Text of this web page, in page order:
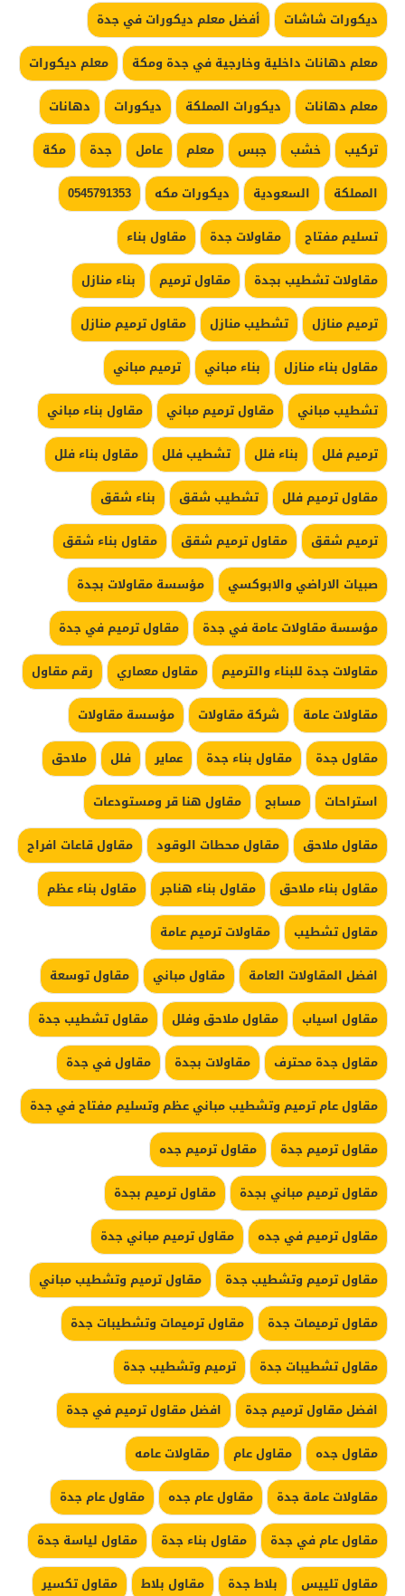
ديكورات شاشات
أفضل معلم ديكورات في جدة
معلم دهانات داخلية وخارجية في جدة ومكة
معلم ديكورات
معلم دهانات
ديكورات المملكة ديكورات
دهانات
تركيب
خشب جبس معلم عامل جدة
مكة
المملكة
السعودية ديكورات مكه
0545791353
تسليم مفتاح
مقاولات جدة
مقاول بناء
مقاولات تشطيب بجدة
مقاول ترميم
بناء منازل
ترميم منازل
تشطيب منازل
مقاول ترميم منازل
مقاول بناء منازل
بناء مباني
ترميم مباني
تشطيب مباني
مقاول ترميم مباني
مقاول بناء مباني
ترميم فلل
بناء فلل تشطيب فلل
مقاول بناء فلل
مقاول ترميم فلل
تشطيب شقق
بناء شقق
ترميم شقق
مقاول ترميم شقق
مقاول بناء شقق
صبيات الاراضي والابوكسي
مؤسسة مقاولات بجدة
مؤسسة مقاولات عامة في جدة
مقاول ترميم في جدة
مقاولات جدة للبناء والترميم
مقاول معماري
رقم مقاول
مقاولات عامة
شركة مقاولات
مؤسسة مقاولات
مقاول جدة
مقاول بناء جدة عماير فلل
ملاحق
استراحات
مسابح
مقاول هنا قر ومستودعات
مقاول ملاحق
مقاول محطات الوقود
مقاول قاعات افراح
مقاول بناء ملاحق
مقاول بناء هناجر
مقاول بناء عظم
مقاول تشطيب
مقاولات ترميم عامة
افضل المقاولات العامة
مقاول مباني
مقاول توسعة
مقاول اسياب
مقاول ملاحق وفلل
مقاول تشطيب جدة
مقاول جدة محترف
مقاولات بجدة
مقاول في جدة
مقاول عام ترميم وتشطيب مباني عظم وتسليم مفتاح في جدة
مقاول ترميم جدة
مقاول ترميم جده
مقاول ترميم مباني بجدة
مقاول ترميم بجدة
مقاول ترميم في جده
مقاول ترميم مباني جدة
مقاول ترميم وتشطيب جدة
مقاول ترميم وتشطيب مباني
مقاول ترميمات جدة
مقاول ترميمات وتشطيبات جدة
مقاول تشطيبات جدة
ترميم وتشطيب جدة
افضل مقاول ترميم جدة
افضل مقاول ترميم في جدة
مقاول جده
مقاول عام
مقاولات عامه
مقاولات عامة جدة
مقاول عام جده
مقاول عام جدة
مقاول عام في جدة
مقاول بناء جدة
مقاول لياسة جدة
مقاول تلييس
بلاط جدة مقاول بلاط
مقاول تكسير